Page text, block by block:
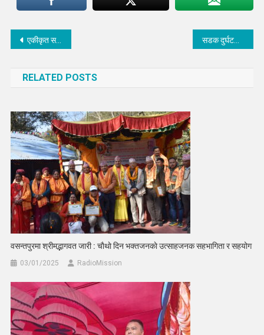
Post
एकीकृत समाजवादीका जिल्ला कमिटी सदस्य सहित १ सय १० जना माओवादी प्रवेश सडक दुर्घटनामा ज्यान गुमाएका पाण्डेको परिवार संरक्षणार्थ आर्थिक अभियान सञ्चालन
RELATED POSTS
वसन्तपुरमा श्रीमद्भागवत जारी : चाैथाे दिन भक्तजनकाे उत्साहजनक सहभागिता र सहयोग
03/01/2025 RadioMission